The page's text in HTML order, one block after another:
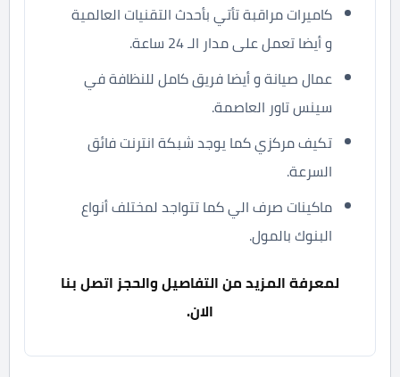
كاميرات مراقبة تأتي بأحدث التقنيات العالمية
و أيضا تعمل على مدار الـ 24 ساعة.
عمال صيانة و أيضا فريق كامل للنظافة في
سينس تاور العاصمة.
تكيف مركزي كما يوجد شبكة انترنت فائق
السرعة.
ماكينات صرف الي كما تتواجد لمختلف أنواع
البنوك بالمول.
لمعرفة المزيد من التفاصيل والحجز اتصل بنا
الان.